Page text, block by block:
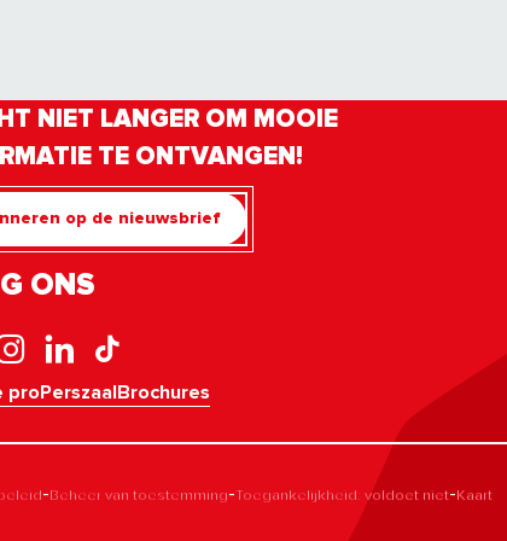
NIET LANGER OM MOOIE
TE ONTVANGEN!
op de nieuwsbrief
ONS
proPerszaalBrochures
-Beheer van toestemming-Toegankelijkheid: voldoet niet-Kaart